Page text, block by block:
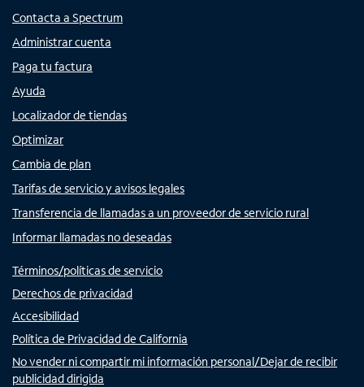
Contacta a Spectrum
Administrar cuenta
Paga tu factura
Ayuda
Localizador de tiendas
Optimizar
Cambia de plan
Tarifas de servicio y avisos legales
Transferencia de llamadas a un proveedor de servicio rural
Informar llamadas no deseadas
Términos/políticas de servicio
Derechos de privacidad
Accesibilidad
Política de Privacidad de California
No vender ni compartir mi información personal/Dejar de recibir
publicidad dirigida